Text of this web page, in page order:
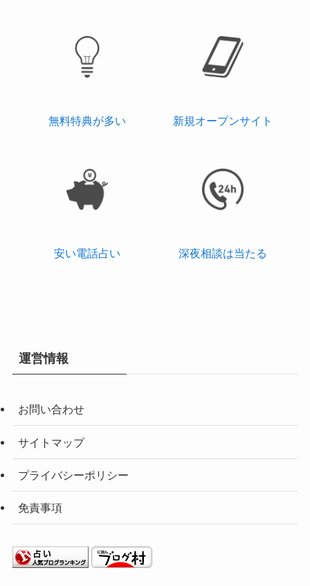
無料特典が多い 新規オープンサイト
安い電話占い 深夜相談は当たる
運営情報
お問い合わせ
サイトマップ
プライバシーポリシー
免責事項